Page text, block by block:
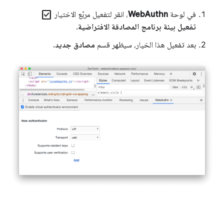
في لوحة WebAuthn، انقر لتفعيل مربّع الاختيار check_box
تفعيل بيئة برنامج المصادقة الافتراضية.
بعد تفعيل هذا الخيار، سيظهر قسم مصادق جديد.